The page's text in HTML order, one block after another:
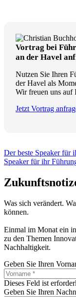
Vortrag bei
an der Havel
Nutzen Sie Ihren
der Havel als
Wir freuen uns auf
Jetzt Vortrag
Der beste Speaker für
Speaker für ihr
Was sich verändert.
können.
Einmal im Monat ein
zu den Themen
Nachhaltigkeit.
Geben Sie Ihren
Dieses Feld ist
Geben Sie Ihren